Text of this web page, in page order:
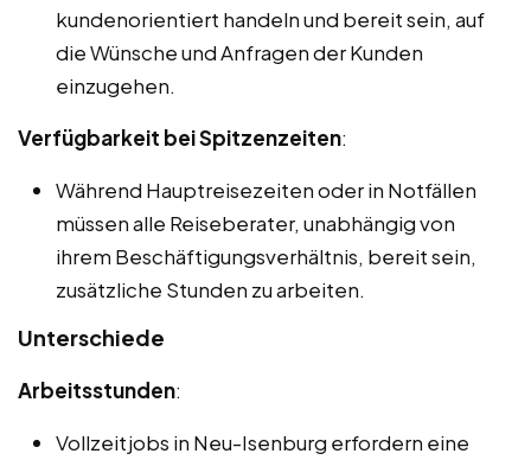
kundenorientiert handeln und bereit sein, auf
die Wünsche und Anfragen der Kunden
einzugehen.
Verfügbarkeit bei Spitzenzeiten:
Während Hauptreisezeiten oder in Notfällen
müssen alle Reiseberater, unabhängig von
ihrem Beschäftigungsverhältnis, bereit sein,
zusätzliche Stunden zu arbeiten.
Unterschiede
Arbeitsstunden:
Vollzeitjobs in Neu-Isenburg erfordern eine